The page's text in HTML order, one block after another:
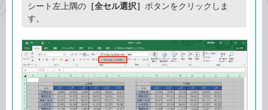
シート左上隅の ［全セル選択］ ボタンをクリックしま
す。